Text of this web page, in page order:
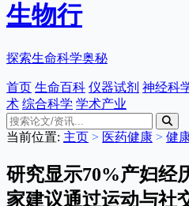
生物行
探索生命科学奥秘
首页 生命百科 仪器试剂 神经科
术 综合科学 学术产业
当前位置: 主页 > 医药健康 > 健
研究显示70%产妇经
家建议通过运动与社